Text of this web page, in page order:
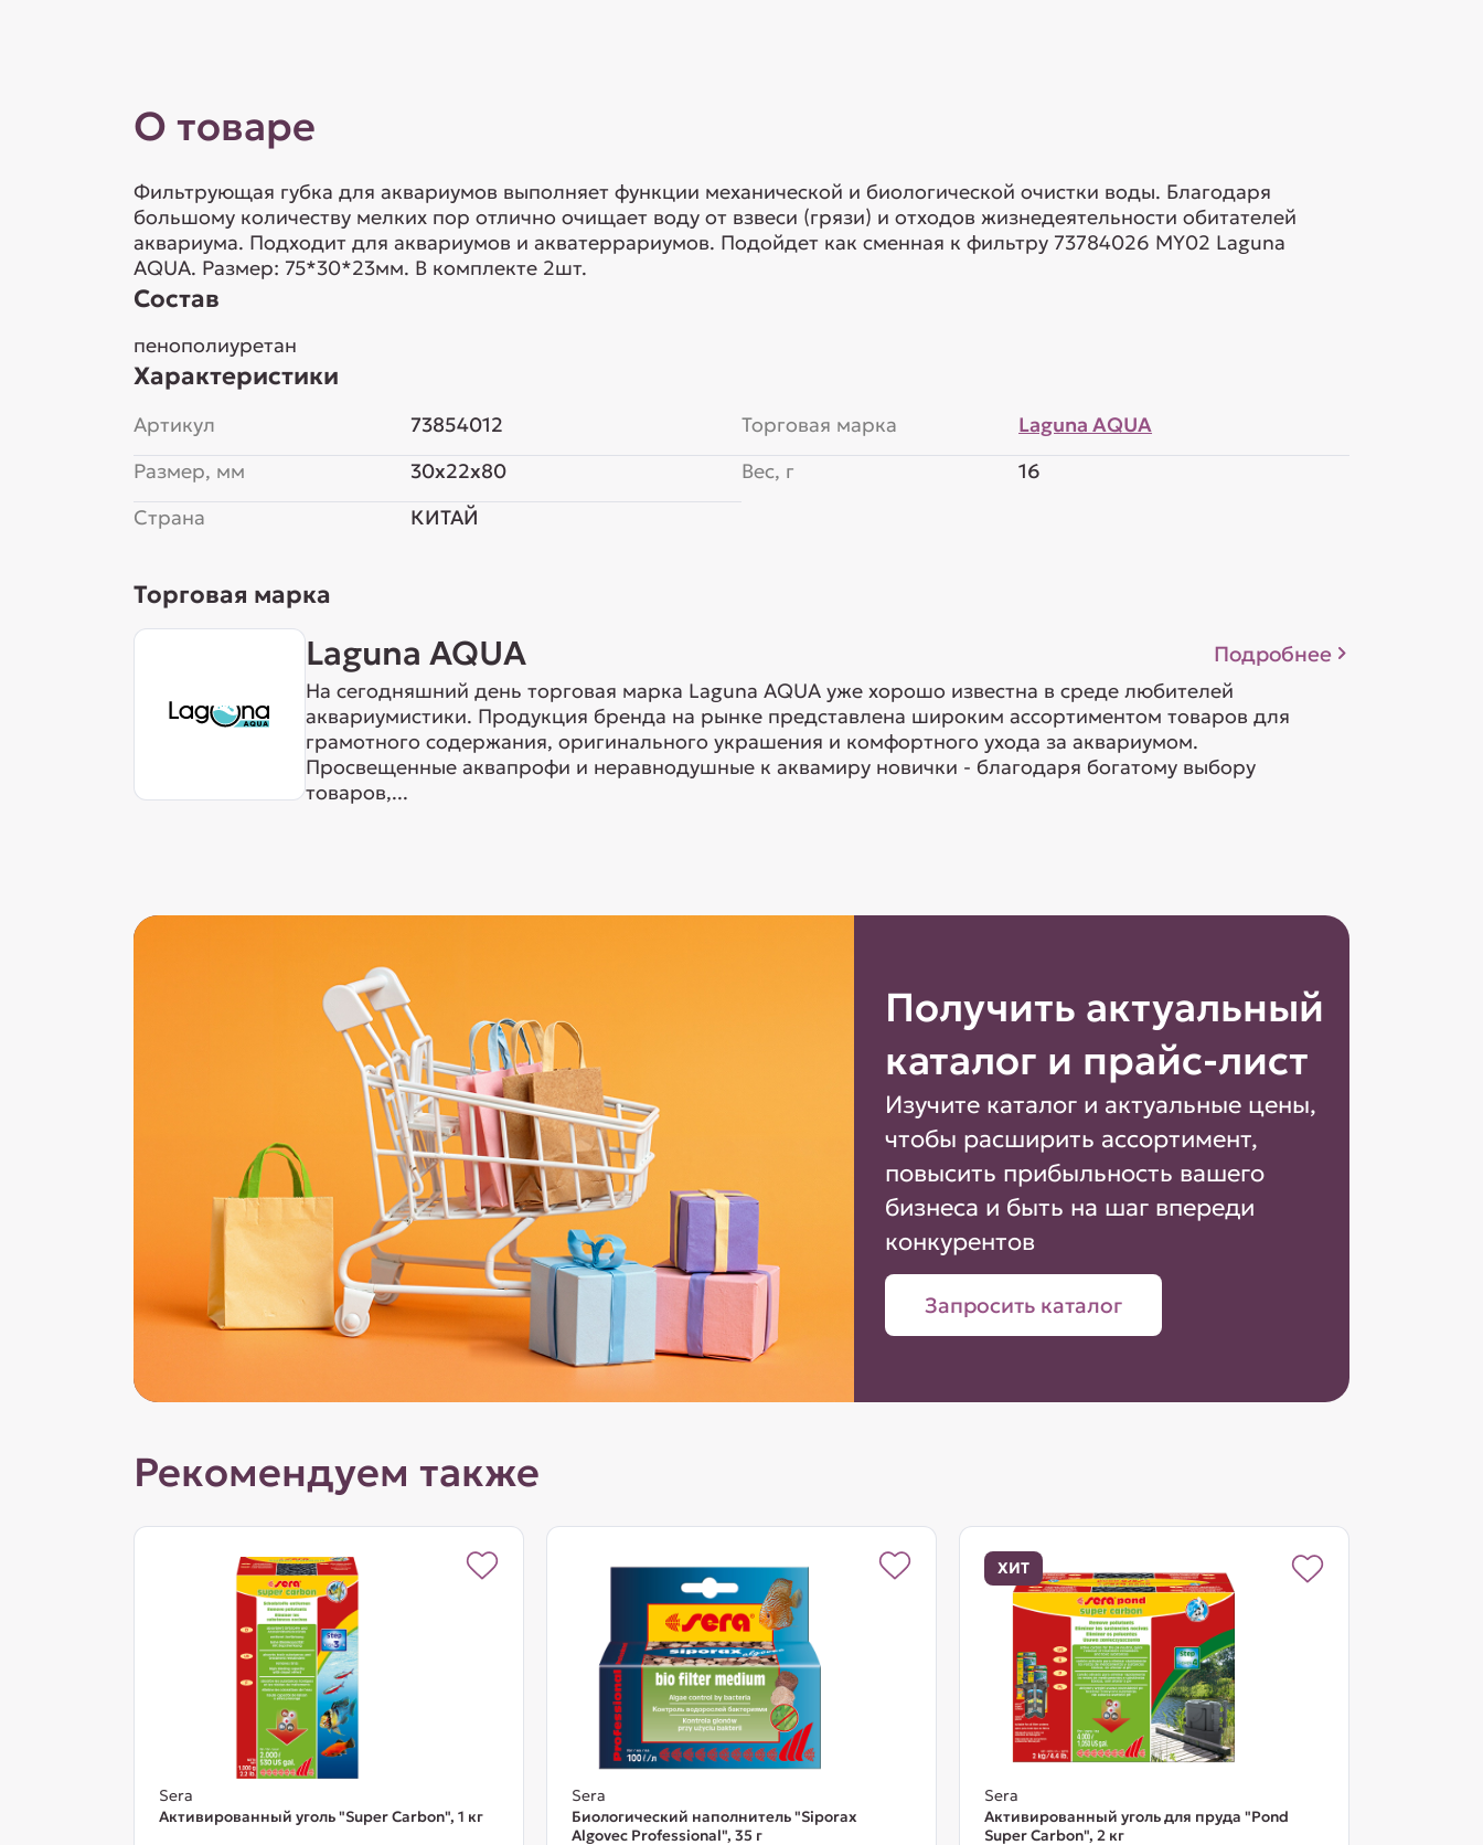
О товаре
Фильтрующая губка для аквариумов выполняет функции механической и биологической очистки воды. Благодаря
большому количеству мелких пор отлично очищает воду от взвеси (грязи) и отходов жизнедеятельности обитателей
аквариума. Подходит для аквариумов и акватеррариумов. Подойдет как сменная к фильтру 73784026 MY02 Laguna
AQUA. Размер: 75*30*23мм. В комплекте 2шт.
Состав
пенополиуретан
Характеристики
Артикул
73854012
Размер, мм
30x22x80
Страна
КИТАЙ
Торговая марка
Laguna AQUA
Вес, г
16
Торговая марка
Laguna AQUA Подробнее
На сегодняшний день торговая марка Laguna AQUA уже хорошо известна в среде любителей
аквариумистики. Продукция бренда на рынке представлена широким ассортиментом товаров для
грамотного содержания, оригинального украшения и комфортного ухода за аквариумом.
Просвещенные аквапрофи и неравнодушные к аквамиру новички - благодаря богатому выбору
товаров,...
Получить актуальный
каталог и прайс-лист
Изучите каталог и актуальные цены,
чтобы расширить ассортимент,
повысить прибыльность вашего
бизнеса и быть на шаг впереди
конкурентов
Запросить каталог
Рекомендуем также
Sera
Активированный уголь "Super Carbon", 1 кг
Sera
Биологический наполнитель "Siporax
Algovec Professional", 35 г
ХИТ
Sera
Активированный уголь для пруда "Pond
Super Carbon", 2 кг